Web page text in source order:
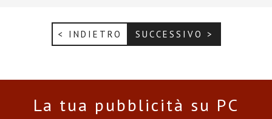
< INDIETRO SUCCESSIVO >
La tua pubblicità su PC